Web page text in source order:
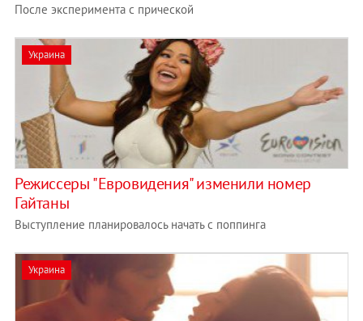
После эксперимента с прической
Украина
Режиссеры "Евровидения" изменили номер
Гайтаны
Выступление планировалось начать с поппинга
Украина